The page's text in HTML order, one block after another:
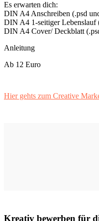
Es erwarten dich:
DIN A4 Anschreiben (.psd
DIN A4 1-seitiger Lebenslauf
DIN A4 Cover/ Deckblatt
Anleitung
Ab 12 Euro
Hier gehts zum Creative
Kreativ bewerben für